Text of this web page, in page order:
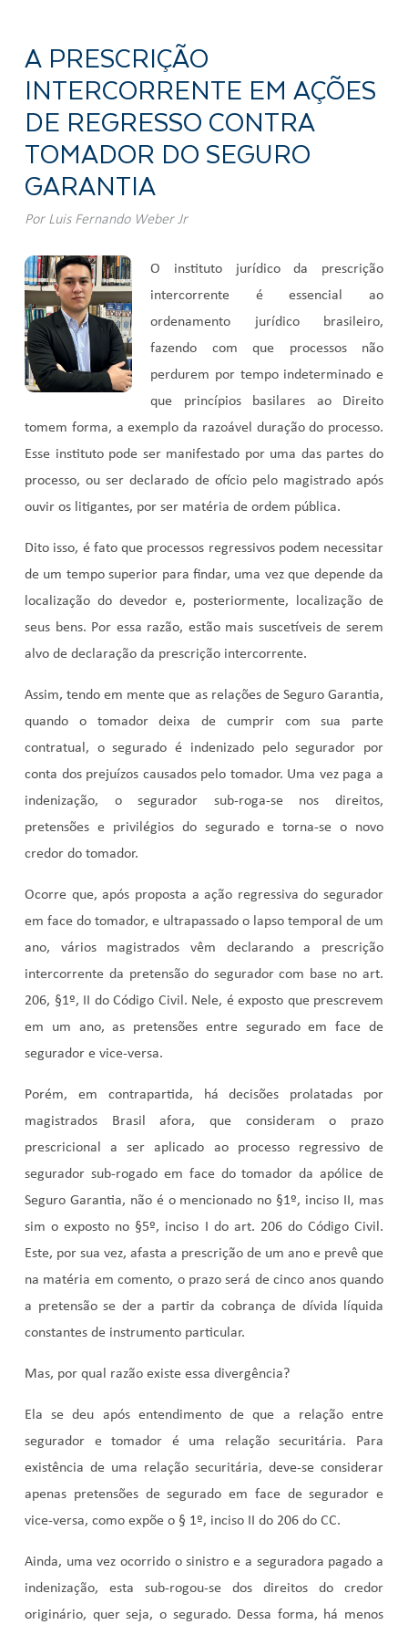
A PRESCRIÇÃO
INTERCORRENTE EM AÇÕES
DE REGRESSO CONTRA
TOMADOR DO SEGURO
GARANTIA
Por Luis Fernando Weber Jr
O instituto jurídico da prescrição
intercorrente é essencial ao
ordenamento jurídico brasileiro,
fazendo com que processos não
perdurem por tempo indeterminado e
que princípios basilares ao Direito
tomem forma, a exemplo da razoável duração do processo.
Esse instituto pode ser manifestado por uma das partes do
processo, ou ser declarado de ofício pelo magistrado após
ouvir os litigantes, por ser matéria de ordem pública.
Dito isso, é fato que processos regressivos podem necessitar
de um tempo superior para findar, uma vez que depende da
localização do devedor e, posteriormente, localização de
seus bens. Por essa razão, estão mais suscetíveis de serem
alvo de declaração da prescrição intercorrente.
Assim, tendo em mente que as relações de Seguro Garantia,
quando o tomador deixa de cumprir com sua parte
contratual, o segurado é indenizado pelo segurador por
conta dos prejuízos causados pelo tomador. Uma vez paga a
indenização, o segurador sub-roga-se nos direitos,
pretensões e privilégios do segurado e torna-se o novo
credor do tomador.
Ocorre que, após proposta a ação regressiva do segurador
em face do tomador, e ultrapassado o lapso temporal de um
ano, vários magistrados vêm declarando a prescrição
intercorrente da pretensão do segurador com base no art.
206, §1º, II do Código Civil. Nele, é exposto que prescrevem
em um ano, as pretensões entre segurado em face de
segurador e vice-versa.
Porém, em contrapartida, há decisões prolatadas por
magistrados Brasil afora, que consideram o prazo
prescricional a ser aplicado ao processo regressivo de
segurador sub-rogado em face do tomador da apólice de
Seguro Garantia, não é o mencionado no §1º, inciso II, mas
sim o exposto no §5º, inciso I do art. 206 do Código Civil.
Este, por sua vez, afasta a prescrição de um ano e prevê que
na matéria em comento, o prazo será de cinco anos quando
a pretensão se der a partir da cobrança de dívida líquida
constantes de instrumento particular.
Mas, por qual razão existe essa divergência?
Ela se deu após entendimento de que a relação entre
segurador e tomador é uma relação securitária. Para
existência de uma relação securitária, deve-se considerar
apenas pretensões de segurado em face de segurador e
vice-versa, como expõe o § 1º, inciso II do 206 do CC.
Ainda, uma vez ocorrido o sinistro e a seguradora pagado a
indenização, esta sub-rogou-se dos direitos do credor
originário, quer seja, o segurado. Dessa forma, há menos